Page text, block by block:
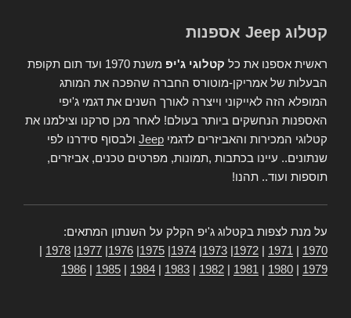
קטלוג Jeep אספנות
ראשית אספנו את כל קטלוגי ג'יפ
משנת 1970 ועד תום תקופת
הבעלות של אמריקן-מוטורס החברה שהפכה את המותג
המופלא הזה לאייקוני וייצרה לאורך השנים את דגמי ג'יפי
האספנות הנחשקים ביותר בעולם! לאחר מכן סרקנו וצילמנו את
קטלוגי המכירות והאביזרים לדגמי Jeep ולבסוף סידרנו לפי
שנתונים.. עיינו בכתבות ,תמונות, מפרטים טכנים, אביזרים,
תוספות ועוד.. תהנו!
על מנת לצפות בקטלוג ג'יפ הקלק על השנתון המתאים:
1970
1971
1972
1973
1974
1975
1976
1977
1978
1979
1980
1981
1982
1983
1984
1985
1986